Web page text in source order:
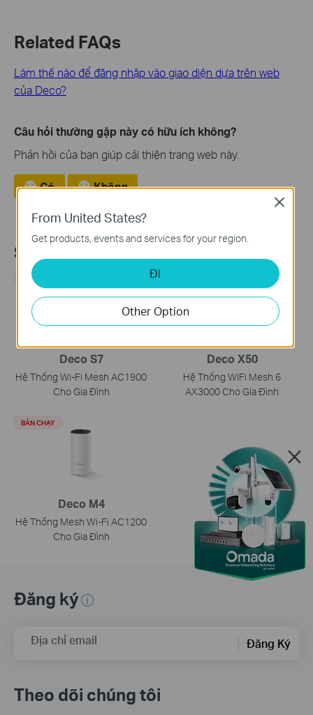
Related FAQs
Làm thế nào để đăng nhập vào giao diện dựa trên web
của Deco?
Câu hỏi thường gặp này có hữu ích không?
Phản hồi của bạn giúp cải thiện trang web này.
Có Không
Sản phẩm khuyến nghị
Deco S7
Hệ Thống Wi-Fi Mesh AC1900
Cho Gia Đình
BÁN CHẠY
Deco X50
Hệ Thống WiFi Mesh 6
AX3000 Cho Gia Đình
Deco M4
Hệ Thống Mesh Wi-Fi AC1200
Cho Gia Đình
BÁN CHẠY
Đăng ký
Địa chỉ email Đăng Ký
Theo dõi chúng tôi
From United States?
Get products, events and services for your region.
ĐI
Other Option
Close